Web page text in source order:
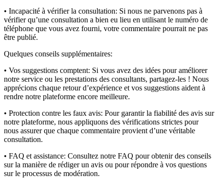
• Incapacité à vérifier la consultation: Si nous ne parvenons pas à
vérifier qu’une consultation a bien eu lieu en utilisant le numéro de
téléphone que vous avez fourni, votre commentaire pourrait ne pas
être publié.
Quelques conseils supplémentaires:
• Vos suggestions comptent: Si vous avez des idées pour améliorer
notre service ou les prestations des consultants, partagez-les ! Nous
apprécions chaque retour d’expérience et vos suggestions aident à
rendre notre plateforme encore meilleure.
• Protection contre les faux avis: Pour garantir la fiabilité des avis sur
notre plateforme, nous appliquons des vérifications strictes pour
nous assurer que chaque commentaire provient d’une véritable
consultation.
• FAQ et assistance: Consultez notre FAQ pour obtenir des conseils
sur la manière de rédiger un avis ou pour répondre à vos questions
sur le processus de modération.